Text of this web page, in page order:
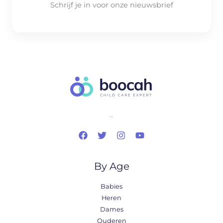
Schrijf je in voor onze nieuwsbrief
..
By Age
Babies
Heren
Dames
Ouderen